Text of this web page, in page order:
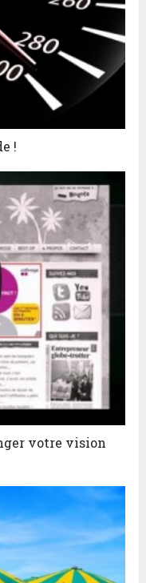
!
votre vision